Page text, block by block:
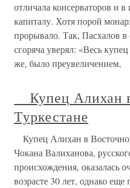
отличала консерваторов и
капиталу. Хотя порой
прорывало. Так, Пасхалов
сгоряча уверял: «Весь
же, было преувеличением,
Купец Алихан
Туркестане
Купец Алихан в
Чокана Валиханова,
происхождения, оказалась
возрасте 30 лет, однако